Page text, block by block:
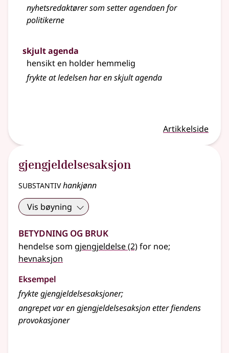
nyhetsredaktører som setter agendaen for
politikerne
skjult agenda
hensikt en holder hemmelig
frykte at ledelsen har en skjult agenda
Artikkelside
gjengjeldelsesaksjon
substantivhankjønn
Vis bøyning
Betydning og bruk
hendelse som gjengjeldelse(2)for noe;
hevnaksjon
Eksempel
fryktegjengjeldelsesaksjoner;
angrepet var engjengjeldelsesaksjonetter fiendens
provokasjoner